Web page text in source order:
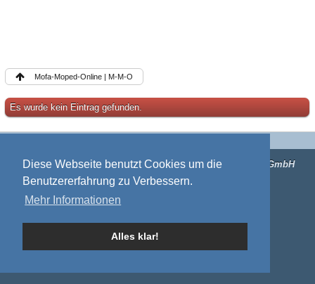
Diese Webseite benutzt Cookies um die
Benutzererfahrung zu Verbessern.
Mehr Informationen
Alles klar!
Mofa-Moped-Online | M-M-O
Es wurde kein Eintrag gefunden.
Forensoftware:Burning Board®, entwickelt vonWoltLab® GmbH